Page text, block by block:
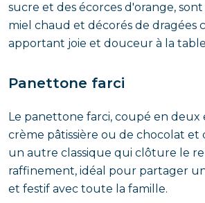
sucre et des écorces d'orange,
miel chaud et décorés de dragées
apportant joie et douceur à la
Panettone farci
Le panettone farci, coupé en deux
crème pâtissière ou de chocolat et
un autre classique qui clôture le
raffinement, idéal pour partager
et festif avec toute la famille.